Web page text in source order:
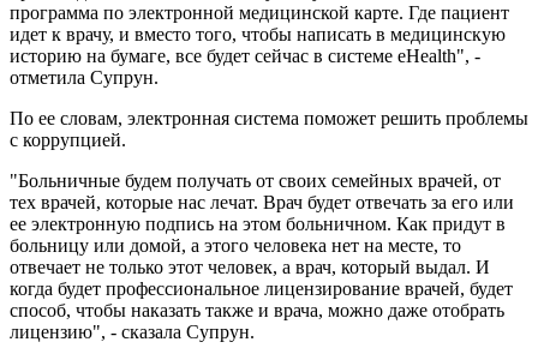
программа по электронной медицинской карте. Где пациент
идет к врачу, и вместо того, чтобы написать в медицинскую
историю на бумаге, все будет сейчас в системе eHealth", -
отметила Супрун.
По ее словам, электронная система поможет решить проблемы
с коррупцией.
"Больничные будем получать от своих семейных врачей, от
тех врачей, которые нас лечат. Врач будет отвечать за его или
ее электронную подпись на этом больничном. Как придут в
больницу или домой, а этого человека нет на месте, то
отвечает не только этот человек, а врач, который выдал. И
когда будет профессиональное лицензирование врачей, будет
способ, чтобы наказать также и врача, можно даже отобрать
лицензию", - сказала Супрун.